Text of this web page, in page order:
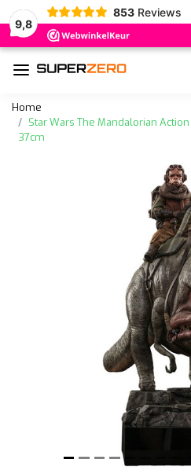
9,8
853 Reviews
Home
Star Wars The Mandalorian
37cm